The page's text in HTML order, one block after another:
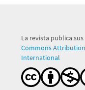
La revista publica
Commons
International